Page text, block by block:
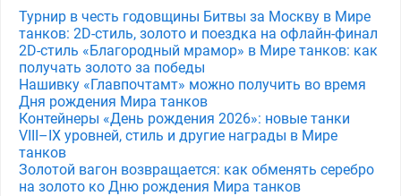
Турнир в честь годовщины Битвы за Москву в Мире
танков: 2D-стиль, золото и поездка на офлайн-финал
2D-стиль «Благородный мрамор» в Мире танков: как
получать золото за победы
Нашивку «Главпочтамт» можно получить во время
Дня рождения Мира танков
Контейнеры «День рождения 2026»: новые танки
VIII–IX уровней, стиль и другие награды в Мире
танков
Золотой вагон возвращается: как обменять серебро
на золото ко Дню рождения Мира танков